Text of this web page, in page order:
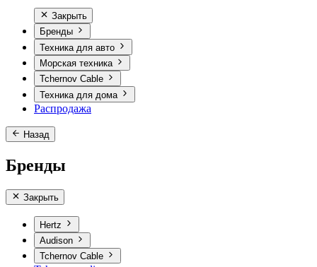
Закрыть
Бренды
Техника для авто
Морская техника
Tchernov Cable
Техника для дома
Распродажа
Назад
Бренды
Закрыть
Hertz
Audison
Tchernov Cable